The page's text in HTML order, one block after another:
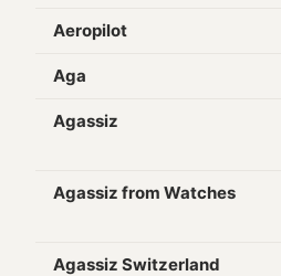
Aeropilot
Aga
Agassiz
Agassiz from Watches
Agassiz Switzerland